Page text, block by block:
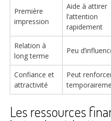
Première
impression
Aide à attirer
l’attention
rapidement
Relation à
long terme
Peu
Confiance et
attractivité
Peut
Les ressources